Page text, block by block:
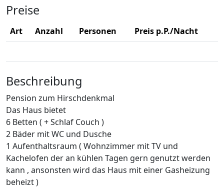
Preise
Art Anzahl Personen Preis p.P./Nacht
Beschreibung
Pension zum Hirschdenkmal
Das Haus bietet
6 Betten ( + Schlaf Couch )
2 Bäder mit WC und Dusche
1 Aufenthaltsraum ( Wohnzimmer mit TV und
Kachelofen der an kühlen Tagen gern genutzt werden
kann , ansonsten wird das Haus mit einer Gasheizung
beheizt )